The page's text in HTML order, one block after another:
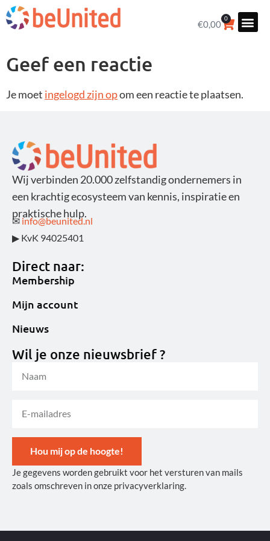
€0,00
0
Geef een reactie
Je moet ingelogd zijn opom een reactie te plaatsen.
Wij verbinden 20.000 zelfstandig ondernemers in
een krachtig ecosysteem van kennis, inspiratie en
praktische hulp.
✉ info@beunited.nl
▶ KvK 94025401
Direct naar:
Membership
Mijn account
Nieuws
Wil je onze nieuwsbrief ?
Hou mij op de hoogte!
Alternative:
Je gegevens worden gebruikt voor het versturen van mails
zoals omschreven in onze privacyverklaring.